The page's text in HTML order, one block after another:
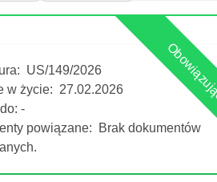
US/149/2026
w życie: 27.02.2026
-
powiązane:
Brak dokumentów